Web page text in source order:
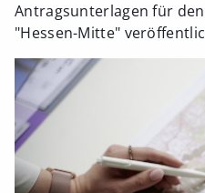
Antragsunterlagen für
"Hessen-Mitte"